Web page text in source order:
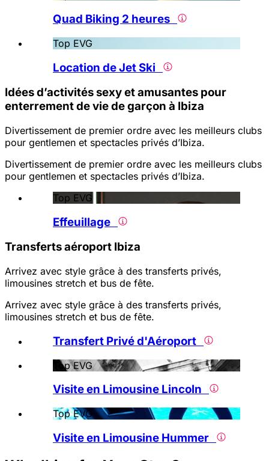
Quad Biking 2 heures
Top EVG
Location de Jet Ski
Idées d’activités sexy et amusantes pour
enterrement de vie de garçon à Ibiza
Divertissement de premier ordre avec les meilleurs clubs
pour gentlemen et spectacles privés d’Ibiza.
Divertissement de premier ordre avec les meilleurs clubs
pour gentlemen et spectacles privés d’Ibiza.
Top EVG
Effeuillage
Transferts aéroport Ibiza
Arrivez avec style grâce à des transferts privés,
limousines stretch et bus de fête.
Arrivez avec style grâce à des transferts privés,
limousines stretch et bus de fête.
Transfert Privé d'Aéroport
Top EVG
Visite en Limousine Lincoln
Top EVG
Visite en Limousine Hummer